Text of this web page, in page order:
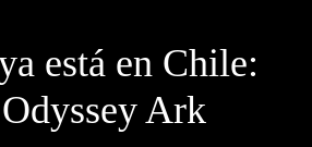
está en Chile:
Ark